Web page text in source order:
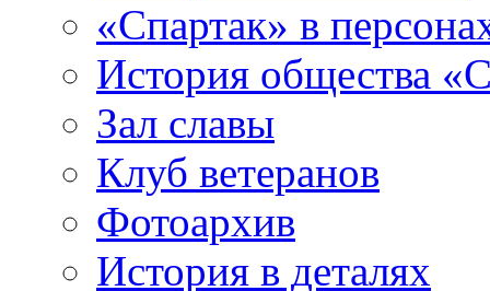
«Спартак» в
История общества
Зал славы
Клуб ветеранов
Фотоархив
История в деталях